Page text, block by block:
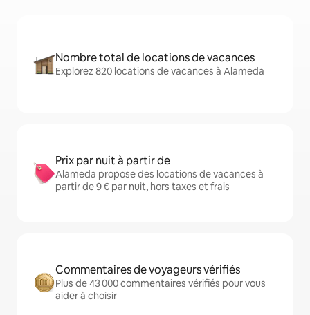
Nombre total de locations de vacances
Explorez 820 locations de vacances à Alameda
Prix par nuit à partir de
Alameda propose des locations de vacances à
partir de 9 € par nuit, hors taxes et frais
Commentaires de voyageurs vérifiés
Plus de 43 000 commentaires vérifiés pour vous
aider à choisir